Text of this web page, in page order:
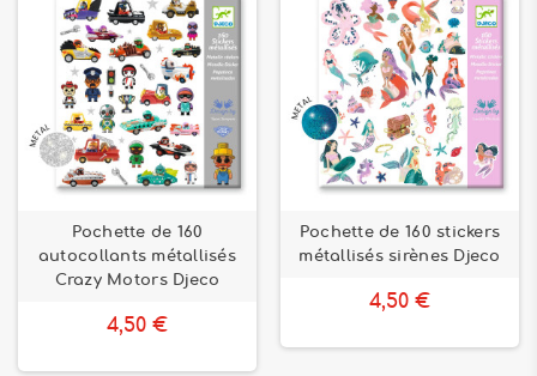
Pochette de 160
autocollants métallisés
Crazy Motors Djeco
4,50 €
Pochette de 160 stickers
métallisés sirènes Djeco
4,50 €